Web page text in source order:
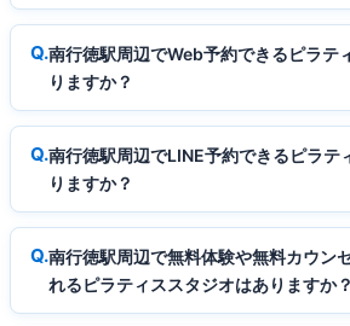
南行徳駅周辺でWeb予約できるピラテ
りますか？
南行徳駅周辺でLINE予約できるピラテ
りますか？
南行徳駅周辺で無料体験や無料カウン
れるピラティススタジオはありますか？